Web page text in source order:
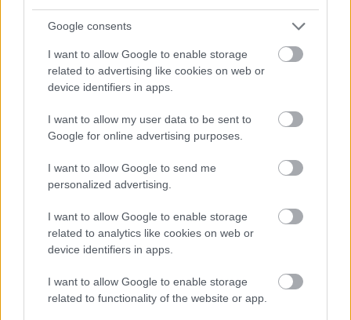
Google consents
I want to allow Google to enable storage
related to advertising like cookies on web or
device identifiers in apps.
I want to allow my user data to be sent to
Google for online advertising purposes.
I want to allow Google to send me
personalized advertising.
I want to allow Google to enable storage
related to analytics like cookies on web or
device identifiers in apps.
I want to allow Google to enable storage
related to functionality of the website or app.
Támogatás: